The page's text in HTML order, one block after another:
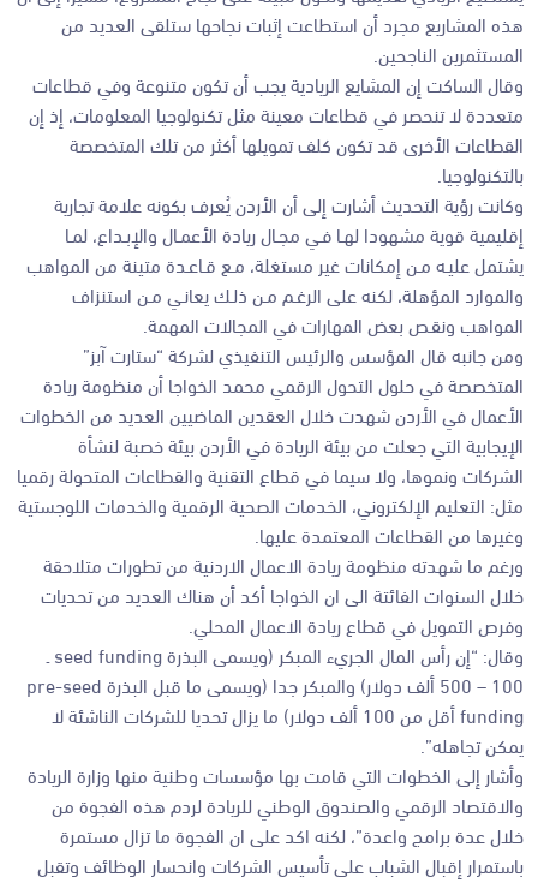
هذه المشاريع مجرد أن استطاعت إثبات نجاحها ستلقى العديد من
المستثمرين الناجحين.
وقال الساكت إن المشايع الريادية يجب أن تكون متنوعة وفي قطاعات
متعددة لا تنحصر في قطاعات معينة مثل تكنولوجيا المعلومات، إذ إن
القطاعات الأخرى قد تكون كلف تمويلها أكثر من تلك المتخصصة
بالتكنولوجيا.
وكانت رؤية التحديث أشارت إلى أن الأردن يُعرف بكونه علامة تجارية
إقليمية قوية مشهودا لهـا فـي مجـال ريادة الأعمـال والإبـداع، لمـا
يشتمل عليـه مـن إمكانات غير مستغلة، مـع قـاعـدة متينة من المواهب
والموارد المؤهلة، لكنه على الرغـم مـن ذلـك يعانـي مـن استنزاف
المواهب ونقـص بعض المهارات في المجالات المهمة.
ومن جانبه قال المؤسس والرئيس التنفيذي لشركة “ستارت آبز”
المتخصصة في حلول التحول الرقمي محمد الخواجا أن منظومة ريادة
الأعمال في الأردن شهدت خلال العقدين الماضيين العديد من الخطوات
الإيجابية التي جعلت من بيئة الريادة في الأردن بيئة خصبة لنشأة
الشركات ونموها، ولا سيما في قطاع التقنية والقطاعات المتحولة رقميا
مثل: التعليم الإلكتروني، الخدمات الصحية الرقمية والخدمات اللوجستية
وغيرها من القطاعات المعتمدة عليها.
ورغم ما شهدته منظومة ريادة الاعمال الاردنية من تطورات متلاحقة
خلال السنوات الفائتة الى ان الخواجا أكد أن هناك العديد من تحديات
وفرص التمويل في قطاع ريادة الاعمال المحلي.
وقال: “إن رأس المال الجريء المبكر (ويسمى البذرة seed funding ـ
100 – 500 ألف دولار) والمبكر جدا (ويسمى ما قبل البذرة pre-seed
funding أقل من 100 ألف دولار) ما يزال تحديا للشركات الناشئة لا
يمكن تجاهله”.
وأشار إلى الخطوات التي قامت بها مؤسسات وطنية منها وزارة الريادة
والاقتصاد الرقمي والصندوق الوطني للريادة لردم هذه الفجوة من
خلال عدة برامج واعدة”، لكنه اكد على ان الفجوة ما تزال مستمرة
باستمرار إقبال الشباب على تأسيس الشركات وانحسار الوظائف وتقبل